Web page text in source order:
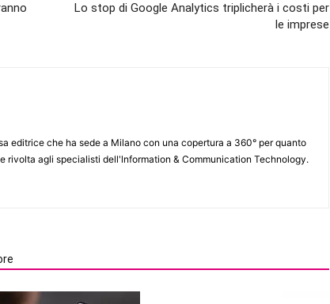
Lo stop di Google Analytics triplicherà i costi per
le imprese
editrice che ha sede a Milano con una copertura a 360° per quanto
rivolta agli specialisti dell'lnformation & Communication Technology.